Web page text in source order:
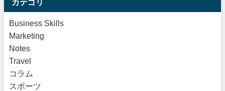
カテゴリ
Business Skills
Marketing
Notes
Travel
コラム
スポーツ